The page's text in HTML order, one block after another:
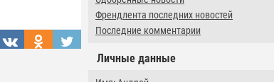
Френдлента последних новостей
Последние комментарии
Личные данные